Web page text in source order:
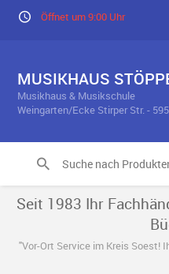
Öffnet um 9:00 Uhr
MUSIKHAUS
Musikhaus & Musikschule
Weingarten/Ecke Stirper Str. -
Seit 1983 Ihr
"Vor-Ort Service im Kreis Soest!